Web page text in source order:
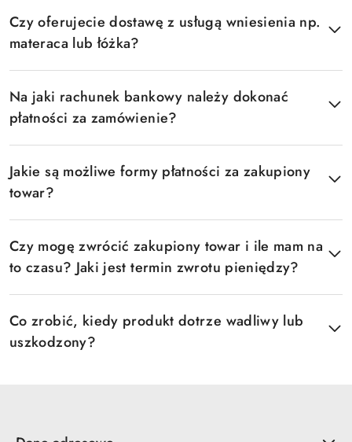
Czy oferujecie dostawę z usługą wniesienia np.
materaca lub łóżka?
Na jaki rachunek bankowy należy dokonać
płatności za zamówienie?
Jakie są możliwe formy płatności za zakupiony
towar?
Czy mogę zwrócić zakupiony towar i ile mam na
to czasu? Jaki jest termin zwrotu pieniędzy?
Co zrobić, kiedy produkt dotrze wadliwy lub
uszkodzony?